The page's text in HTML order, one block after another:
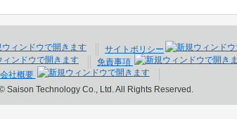
サイトポリシー
免責事項
会社概要
Saison Technology Co., Ltd. All Rights Reserved.